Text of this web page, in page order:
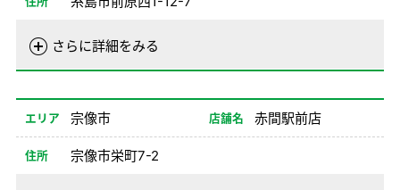
さらに詳細をみる
電話番号 092-324-0100
08/26-12/31 08:00-20:00
備考
エリア 宗像市 店舗名 赤間駅前店
住所 宗像市栄町7-2